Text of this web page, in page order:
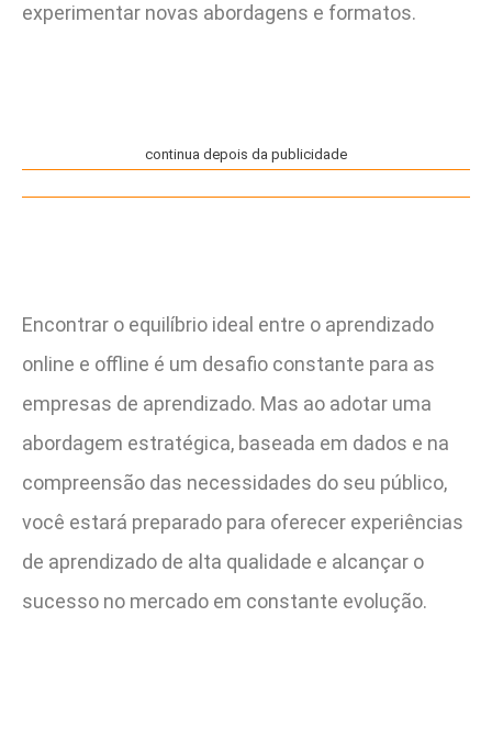
experimentar novas abordagens e formatos.
continua depois da publicidade
Encontrar o equilíbrio ideal entre o aprendizado
online e offline é um desafio constante para as
empresas de aprendizado. Mas ao adotar uma
abordagem estratégica, baseada em dados e na
compreensão das necessidades do seu público,
você estará preparado para oferecer experiências
de aprendizado de alta qualidade e alcançar o
sucesso no mercado em constante evolução.